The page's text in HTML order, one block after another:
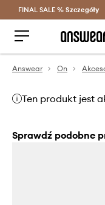
FINAL SALE % Szczegóły
Answear On
Ten produkt jest
Sprawdź podobne